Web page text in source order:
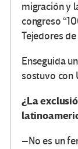
migración y
congreso
Tejedores de
Enseguida
sostuvo con
¿La
–No es un